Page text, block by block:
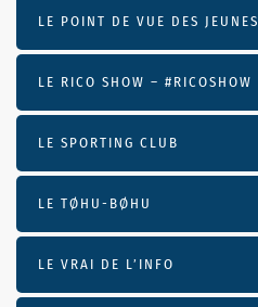
LE POINT DE VUE DES JEUNES
LE RICO SHOW – #RICOSHOW
LE SPORTING CLUB
LE TØHU-BØHU
LE VRAI DE L’INFO